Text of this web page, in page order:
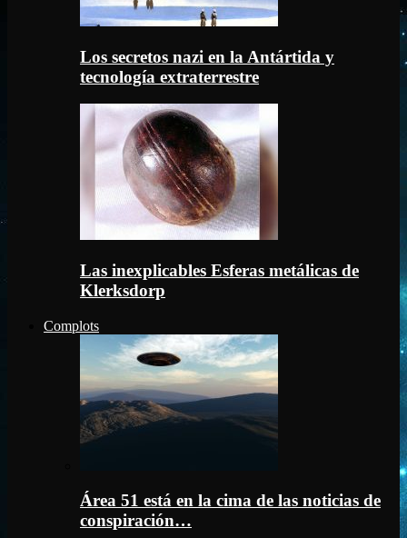
Los secretos nazi en la Antártida y
tecnología extraterrestre
Las inexplicables Esferas metálicas de
Klerksdorp
Complots
Área 51 está en la cima de las noticias de
conspiración…